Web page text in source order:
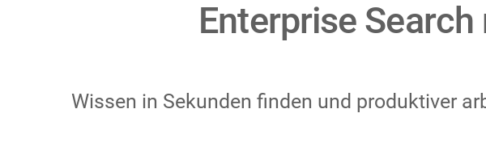
Enterprise
Wissen in Sekunden finden und produktiver